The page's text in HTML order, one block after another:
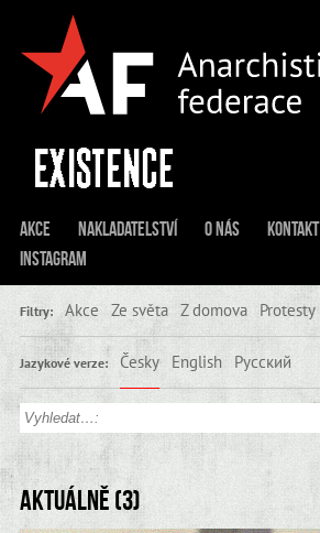
Akce Nakladatelství O nás Kontakt
Instagram
Filtry: Akce Ze světa Z domova Protesty
Jazykové verze: Česky English Русский
Aktuálně (3)